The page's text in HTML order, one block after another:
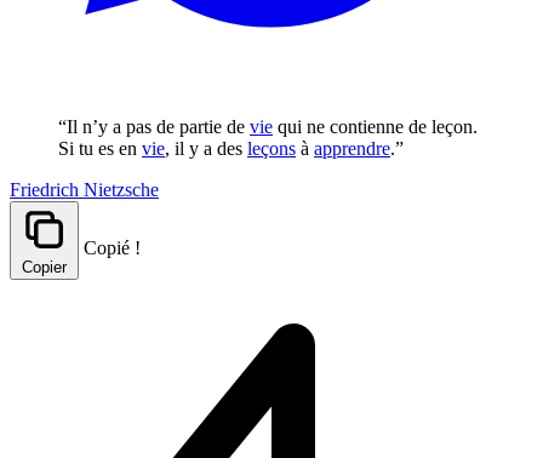
“Il n’y a pas de partie de vie qui ne contienne de leçon.
Si tu es en vie, il y a des leçons à apprendre.”
Friedrich Nietzsche
Copier
Copié !